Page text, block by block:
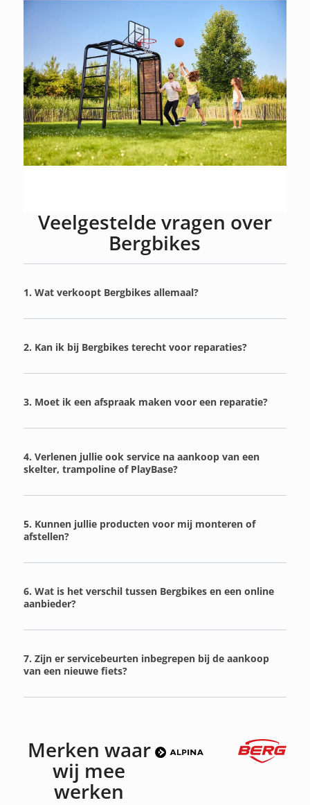
Veelgestelde vragen over
Bergbikes
1. Wat verkoopt Bergbikes allemaal?
2. Kan ik bij Bergbikes terecht voor reparaties?
3. Moet ik een afspraak maken voor een reparatie?
4. Verlenen jullie ook service na aankoop van een
skelter, trampoline of PlayBase?
5. Kunnen jullie producten voor mij monteren of
afstellen?
6. Wat is het verschil tussen Bergbikes en een online
aanbieder?
7. Zijn er servicebeurten inbegrepen bij de aankoop
van een nieuwe fiets?
Merken waar
wij mee
werken